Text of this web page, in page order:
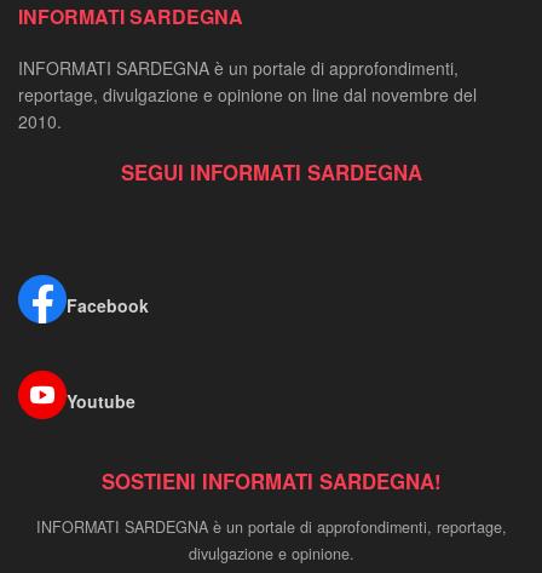
INFORMATI SARDEGNA
INFORMATI SARDEGNA è un portale di approfondimenti,
reportage, divulgazione e opinione on line dal novembre del
2010.
SEGUI INFORMATI SARDEGNA
Facebook
Youtube
SOSTIENI INFORMATI SARDEGNA!
INFORMATI SARDEGNA è un portale di approfondimenti, reportage,
divulgazione e opinione.